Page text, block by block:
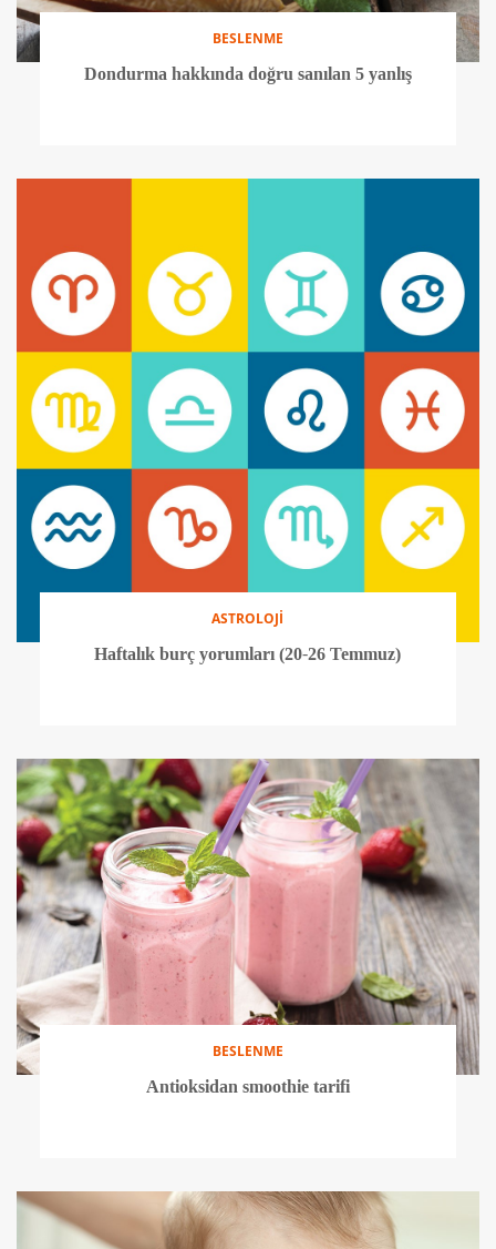
BESLENME
Dondurma hakkında doğru sanılan 5 yanlış
ASTROLOJİ
Haftalık burç yorumları (20-26 Temmuz)
BESLENME
Antioksidan smoothie tarifi